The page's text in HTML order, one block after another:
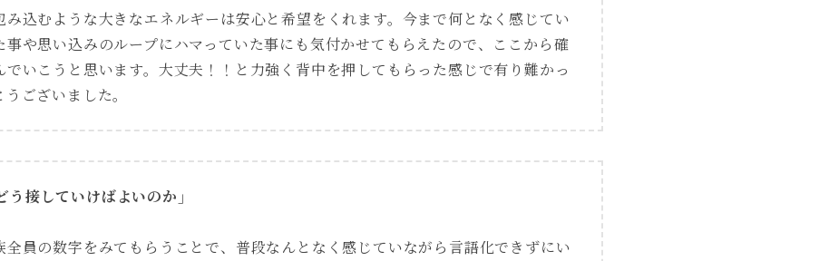
込むような大きなエネルギーは安心と希望をくれます。今まで何となく感じてい
や思い込みのループにハマっていた事にも気付かせてもらえたので、ここから確
いこうと思います。大丈夫！！と力強く背中を押してもらった感じで有り難かっ
ございました。
う接していけばよいのか」
員の数字をみてもらうことで、普段なんとなく感じていながら言語化できずにい